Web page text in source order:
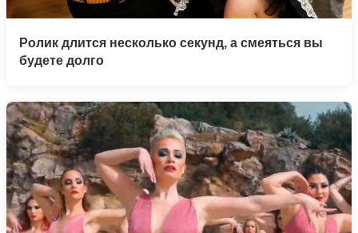
Ролик длится несколько секунд, а смеяться вы
будете долго